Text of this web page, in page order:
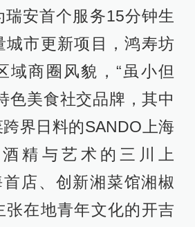
安首个服务15分钟生
城市更新项目，鸿寿坊
域商圈风貌，“虽小但
色美食社交品牌，其中
界日料的SANDO上海
精与艺术的三川上
首店、创新湘菜馆湘椒
张在地青年文化的开吉